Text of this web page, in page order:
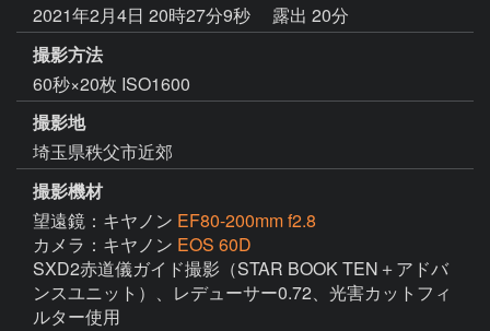
2021年2月4日 20時27分9秒
露出 20分
撮影方法
60秒×20枚 ISO1600
撮影地
埼玉県秩父市近郊
撮影機材
望遠鏡：キヤノン EF80-200mm f2.8
カメラ：キヤノン EOS 60D
SXD2赤道儀ガイド撮影（STAR BOOK TEN＋アドバ
ンスユニット）、レデューサー0.72、光害カットフィ
ルター使用